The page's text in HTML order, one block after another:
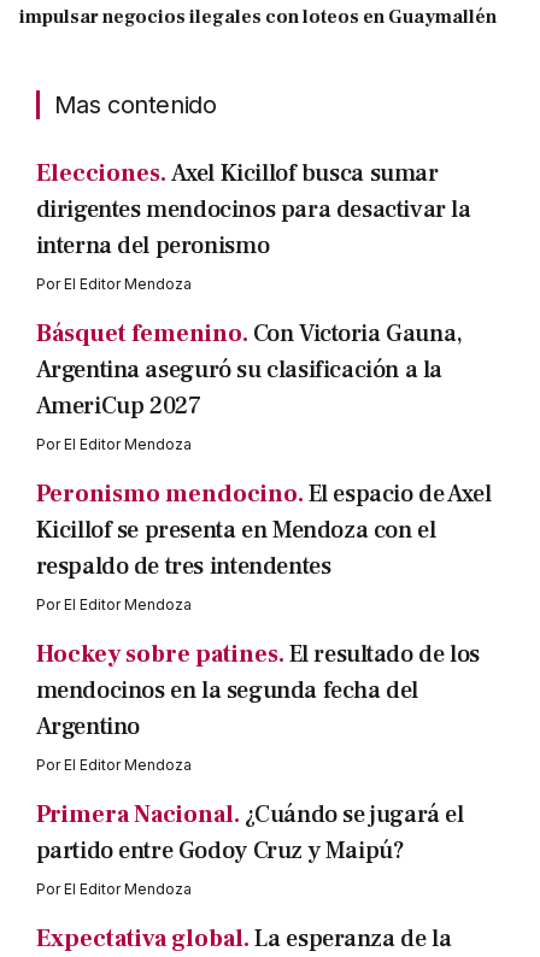
impulsar negocios ilegales con loteos en Guaymallén
Mas contenido
Elecciones.Axel Kicillof busca sumar
dirigentes mendocinos para desactivar la
interna del peronismo
PorEl Editor Mendoza
Básquet femenino. Con Victoria Gauna,
Argentina aseguró su clasificación a la
AmeriCup 2027
PorEl Editor Mendoza
Peronismo mendocino.El espacio de Axel
Kicillof se presenta en Mendoza con el
respaldo de tres intendentes
PorEl Editor Mendoza
Hockey sobre patines.El resultado de los
mendocinos en la segunda fecha del
Argentino
PorEl Editor Mendoza
Primera Nacional. ¿Cuándo se jugará el
partido entre Godoy Cruz y Maipú?
PorEl Editor Mendoza
Expectativa global.La esperanza de la